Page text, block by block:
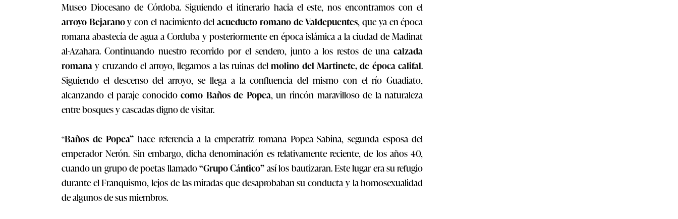
Museo Diocesano de Córdoba. Siguiendo el itinerario hacia el este, nos encontramos con el
arroyo Bejaranoy con el nacimiento delacueducto romano de Valdepuentes, que ya en época
romana abastecía de agua a Corduba y posteriormente en época islámica a la ciudad de Madinat
al-Azahara. Continuando nuestro recorrido por el sendero, junto a los restos de unacalzada
romanay cruzando el arroyo, llegamos a las ruinas delmolino del Martinete, de época califal.
Siguiendo el descenso del arroyo, se llega a la confluencia del mismo con el río Guadiato,
alcanzando el paraje conocidocomo Baños de Popea, un rincón maravilloso de la naturaleza
entre bosques y cascadas digno de visitar.
“Baños de Popea” hace referencia a la emperatriz romana Popea Sabina, segunda esposa del
emperador Nerón. Sin embargo, dicha denominación es relativamente reciente, de los años 40,
cuando un grupo de poetas llamado“Grupo Cántico” así los bautizaran. Este lugar era su refugio
durante el Franquismo, lejos de las miradas que desaprobaban su conducta y la homosexualidad
de algunos de sus miembros.